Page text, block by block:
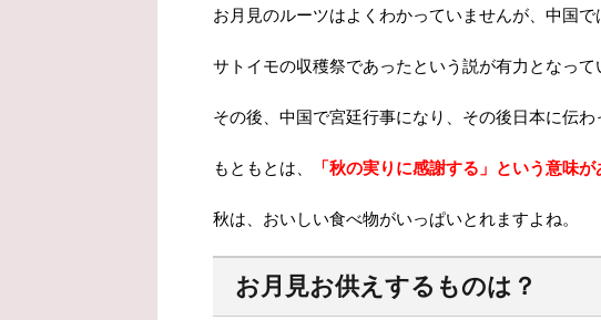
お月見のルーツはよくわかっていませんが、中国
サトイモの収穫祭であったという説が有力となって
その後、中国で宮廷行事になり、その後日本に伝わ
もともとは、 「秋の実りに感謝する」という意味が
秋は、おいしい食べ物がいっぱいとれますよね。
お月見お供えするものは？